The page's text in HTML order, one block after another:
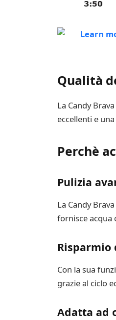
Qualità
La Candy
eccellenti e
Perchè
Pulizia
La Candy
fornisce acqua
Risparmio
Con la sua
grazie al ciclo
Adatta ad